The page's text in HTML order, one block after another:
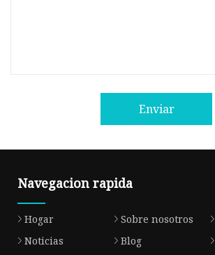
Enviar
Navegacion rapida
Hogar Sobre nosotros
Noticias
Blog